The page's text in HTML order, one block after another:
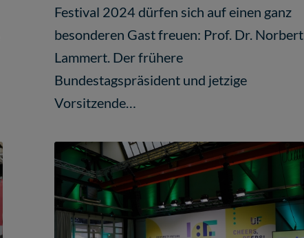
Festival 2024 dürfen sich auf einen ganz
besonderen Gast freuen: Prof. Dr. Norbert
Lammert. Der frühere
Bundestagspräsident und jetzige
Vorsitzende…